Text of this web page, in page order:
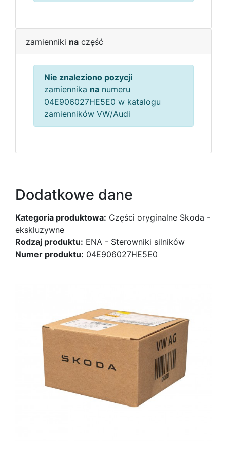
zamienniki na część
Nie znaleziono pozycji
zamiennika na numeru
04E906027HE5E0 w katalogu
zamienników VW/Audi
Dodatkowe dane
Kategoria produktowa: Części oryginalne Skoda -
ekskluzywne
Rodzaj produktu: ENA - Sterowniki silników
Numer produktu: 04E906027HE5E0